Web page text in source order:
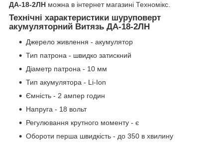
ДА-18-2ЛН можна в інтернет магазині Техномікс.
Технічні характеристики шуруповерт
акумуляторний Витязь ДА-18-2ЛН
Джерело живлення - акумулятор
Тип патрона - швидко затискний
Діаметр патрона - 10 мм
Тип акумулятора - Li-Ion
Ємність - 2 ампер годин
Напруга - 18 вольт
Регулювання крутного моменту - є
Обороти перша швидкість - до 350 в хвилину